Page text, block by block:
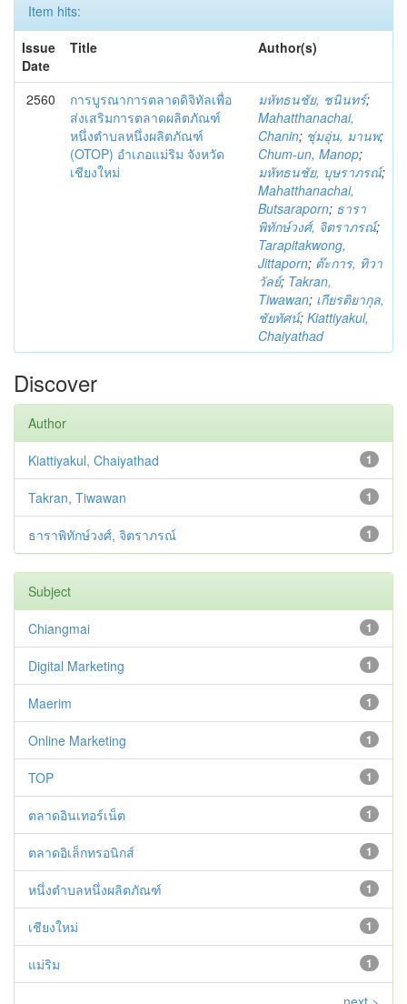
Item hits:
Issue
Date
Title Author(s)
2560
การบูรณาการตลาดดิจิทัลเพื่อ
ส่งเสริมการตลาดผลิตภัณฑ์
หนึ่งตำบลหนึ่งผลิตภัณฑ์
(OTOP) อำเภอแม่ริม จังหวัด
เชียงใหม่
มหัทธนชัย, ชนินทร์;
Mahatthanachai,
Chanin; ชุ่มอุ่น, มานพ;
Chum-un, Manop;
มหัทธนชัย, บุษราภรณ์;
Mahatthanachai,
Butsaraporn; ธารา
พิทักษ์วงศ์, จิตราภรณ์;
Tarapitakwong,
Jittaporn; ต๊ะการ, ทิวา
วัลย์; Takran,
Tiwawan; เกียรติยากุล,
ชัยทัศน์; Kiattiyakul,
Chaiyathad
Discover
Author
1
Kiattiyakul, Chaiyathad
1
Takran, Tiwawan
1
ธาราพิทักษ์วงศ์, จิตราภรณ์
Subject
1
Chiangmai
1
Digital Marketing
1
Maerim
1
Online Marketing
1
TOP
1
ตลาดอินเทอร์เน็ต
1
ตลาดอิเล็กทรอนิกส์
1
หนึ่งตำบลหนึ่งผลิตภัณฑ์
1
เชียงใหม่
1
แม่ริม